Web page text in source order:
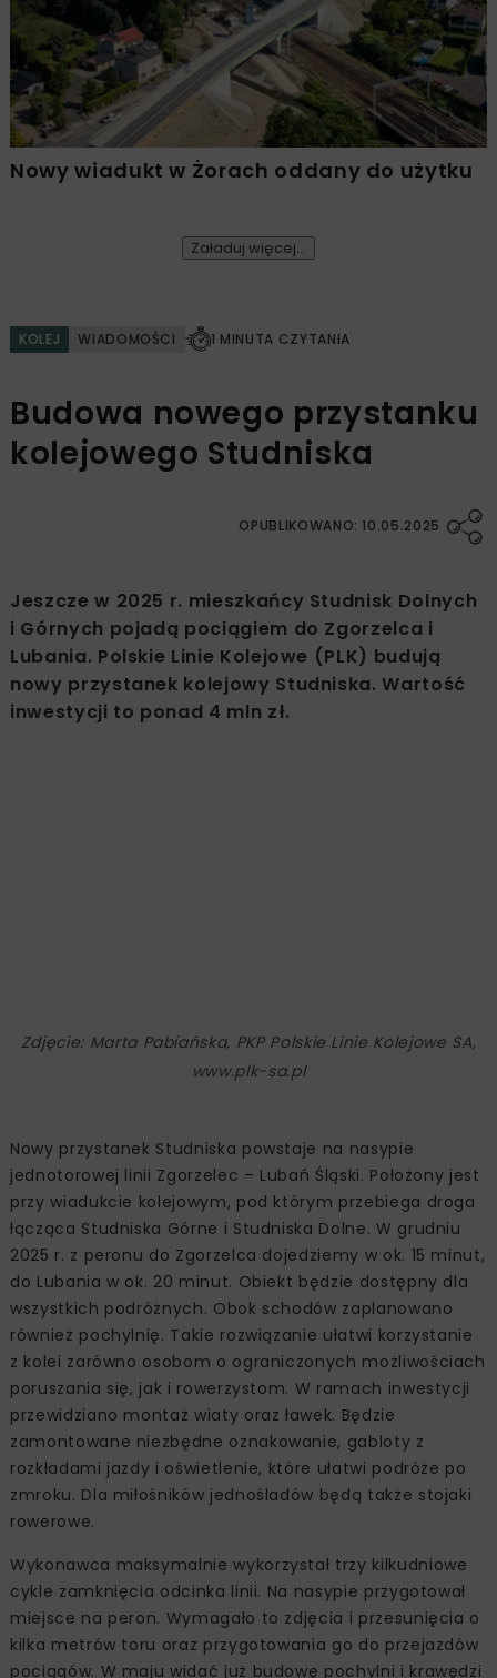
Nowy wiadukt w Żorach oddany do użytku
Załaduj więcej...
KOLEJ WIADOMOŚCI 1 MINUTA CZYTANIA
Budowa nowego przystanku
kolejowego Studniska
OPUBLIKOWANO: 10.05.2025
Jeszcze w 2025 r. mieszkańcy Studnisk Dolnych
i Górnych pojadą pociągiem do Zgorzelca i
Lubania. Polskie Linie Kolejowe (PLK) budują
nowy przystanek kolejowy Studniska. Wartość
inwestycji to ponad 4 mln zł.
Zdjęcie: Marta Pabiańska, PKP Polskie Linie Kolejowe SA,
www.plk-sa.pl
Nowy przystanek Studniska powstaje na nasypie
jednotorowej linii Zgorzelec – Lubań Śląski. Położony jest
przy wiadukcie kolejowym, pod którym przebiega droga
łącząca Studniska Górne i Studniska Dolne. W grudniu
2025 r. z peronu do Zgorzelca dojedziemy w ok. 15 minut,
do Lubania w ok. 20 minut. Obiekt będzie dostępny dla
wszystkich podróżnych. Obok schodów zaplanowano
również pochylnię. Takie rozwiązanie ułatwi korzystanie
z kolei zarówno osobom o ograniczonych możliwościach
poruszania się, jak i rowerzystom. W ramach inwestycji
przewidziano montaż wiaty oraz ławek. Będzie
zamontowane niezbędne oznakowanie, gabloty z
rozkładami jazdy i oświetlenie, które ułatwi podróże po
zmroku. Dla miłośników jednośladów będą także stojaki
rowerowe.
Wykonawca maksymalnie wykorzystał trzy kilkudniowe
cykle zamknięcia odcinka linii. Na nasypie przygotował
miejsce na peron. Wymagało to zdjęcia i przesunięcia o
kilka metrów toru oraz przygotowania go do przejazdów
pociągów. W maju widać już budowę pochylni i krawędzi